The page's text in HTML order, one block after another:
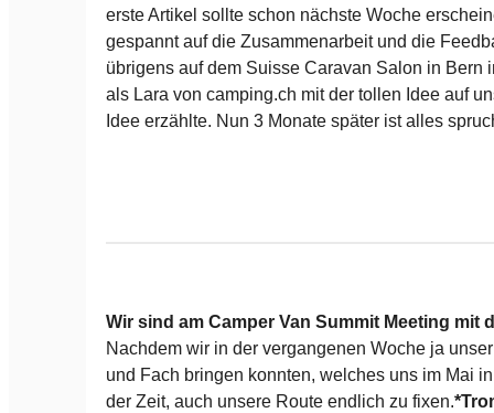
erste Artikel sollte schon nächste Woche
gespannt auf die Zusammenarbeit und die
übrigens auf dem Suisse Caravan Salon in Bern
als Lara von camping.ch mit der tollen Idee auf
Idee erzählte. Nun 3 Monate später ist alles
Wir sind am Camper Van Summit Meeting mit
Nachdem wir in der vergangenen Woche ja
und Fach bringen konnten, welches uns im Mai
der Zeit, auch unsere Route endlich zu fixen.